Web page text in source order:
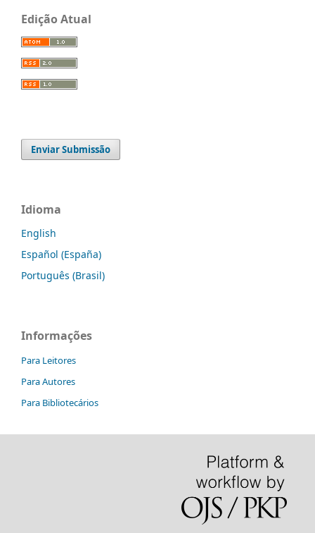
Edição Atual
Enviar Submissão
Idioma
English
Español (España)
Português (Brasil)
Informações
Para Leitores
Para Autores
Para Bibliotecários